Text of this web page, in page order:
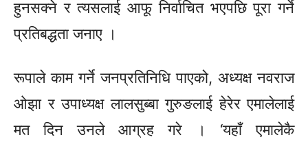
हुनसक्ने र त्यसलाई आफू निर्वाचित भएपछि पूरा गर्ने
प्रतिबद्धता जनाए ।
रूपालेकाम गर्ने जनप्रतिनिधि पाएको, अध्यक्ष नवराज
ओझा र उपाध्यक्षलालसुब्बागुरुङलाई हेरेर एमालेलाई
मत दिन उनले आग्रह गरे । ‘यहाँ एमालेकै